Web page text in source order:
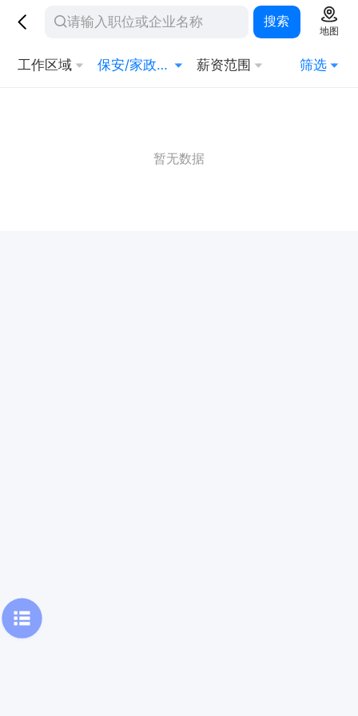
搜索
地图
工作区域 保安/家政/其他生活服务 薪资范围 筛选
暂无数据